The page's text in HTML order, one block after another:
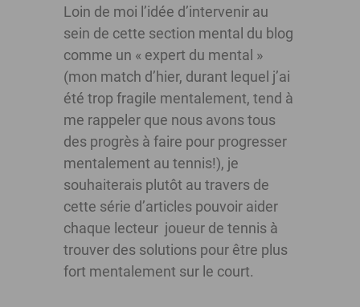
Loin de moi l’idée d’intervenir au
sein de cette section mental du blog
comme un « expert du mental »
(mon match d’hier, durant lequel j’ai
été trop fragile mentalement, tend à
me rappeler que nous avons tous
des progrès à faire pour progresser
mentalement au tennis!), je
souhaiterais plutôt au travers de
cette série d’articles pouvoir aider
chaque lecteur joueur de tennis à
trouver des solutions pour être plus
fort mentalement sur le court.